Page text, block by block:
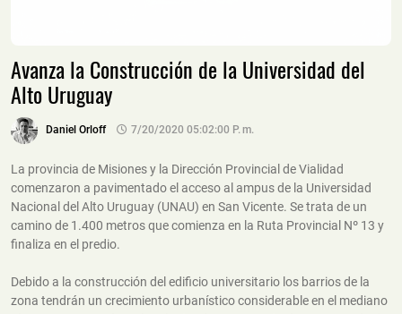
Avanza la Construcción de la Universidad del
Alto Uruguay
Daniel Orloff 7/20/2020 05:02:00 P. M.
La provincia de Misiones y la Dirección Provincial de Vialidad
comenzaron a pavimentado el acceso al ampus de la Universidad
Nacional del Alto Uruguay (UNAU) en San Vicente. Se trata de un
camino de 1.400 metros que comienza en la Ruta Provincial Nº 13 y
finaliza en el predio.
Debido a la construcción del edificio universitario los barrios de la
zona tendrán un crecimiento urbanístico considerable en el mediano